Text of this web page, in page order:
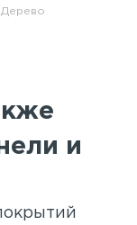
Дерево
и